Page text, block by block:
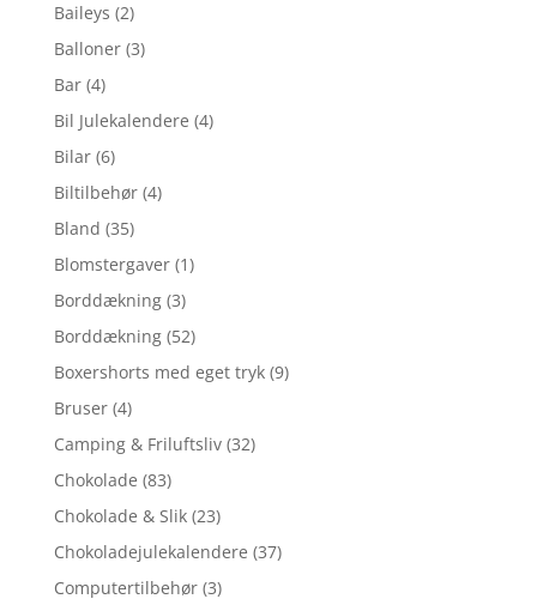
Baileys (2)
Balloner (3)
Bar (4)
Bil Julekalendere (4)
Bilar (6)
Biltilbehør (4)
Bland (35)
Blomstergaver (1)
Borddækning (3)
Borddækning (52)
Boxershorts med eget tryk (9)
Bruser (4)
Camping & Friluftsliv (32)
Chokolade (83)
Chokolade & Slik (23)
Chokoladejulekalendere (37)
Computertilbehør (3)